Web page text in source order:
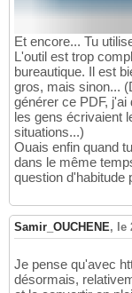
Et encore... Tu
L'outil est trop
bureautique. Il est
gros, mais sinon...
générer ce PDF,
les gens écrivaient
situations...)
Ouais enfin quand
dans le même
question d'habitude
Samir_OUCHENE, le
Je pense qu'avec
désormais,